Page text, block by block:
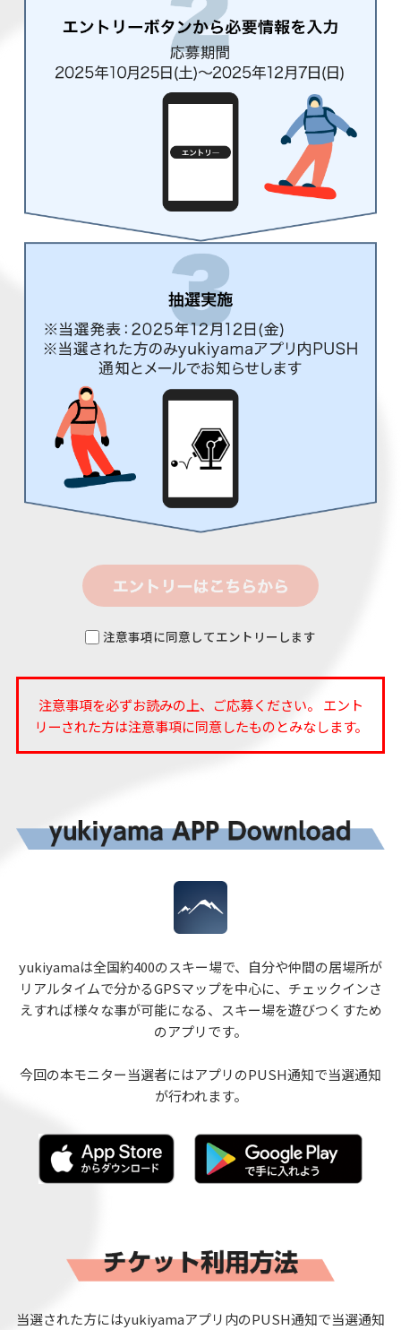
注意事項に同意してエントリーします
注意事項を必ずお読みの上、ご応募ください。 エント
リーされた方は注意事項に同意したものとみなします。
yukiyamaは全国約400のスキー場で、自分や仲間の居場所が
リアルタイムで分かるGPSマップを中心に、チェックインさ
えすれば様々な事が可能になる、スキー場を遊びつくすため
のアプリです。
今回の本モニター当選者にはアプリのPUSH通知で当選通知
が行われます。
当選された方にはyukiyamaアプリ内のPUSH通知で当選通知